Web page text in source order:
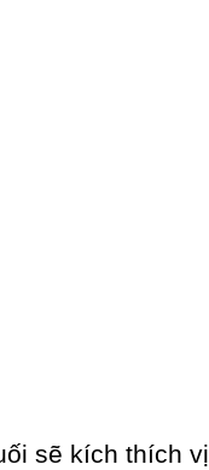
sẽ kích thích vị